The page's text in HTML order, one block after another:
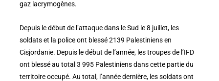
gaz lacrymogènes.
Depuis le début de l’attaque dans le Sud le 8 juillet, les
soldats et la police ont blessé 2139 Palestiniens en
Cisjordanie. Depuis le début de l’année, les troupes de l’IFD
ont blessé au total 3 995 Palestiniens dans cette partie du
territoire occupé. Au total, l’année dernière, les soldats ont